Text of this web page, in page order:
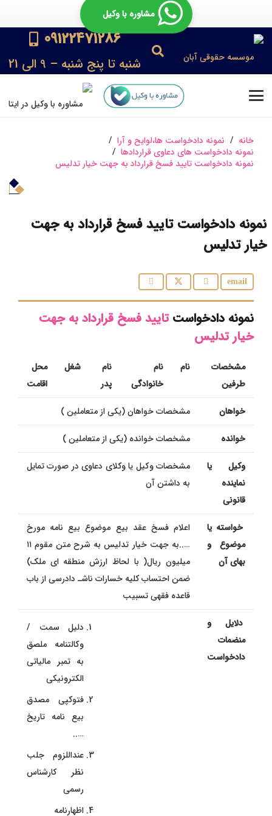
مشاوره با وکیل
09122471286
شنبه تا پنج شنبه – 9 الی 21
خانه / نمونه دادخواست ها،لوایح و آرا /
نمونه دادخواست های دعاوی قراردادها /
نمونه دادخواست تایید فسخ قرارداد به جهت خیار تدلیس
نمونه دادخواست تایید فسخ قرارداد به جهت
خیار تدلیس
نمونه دادخواستتایید فسخ قرارداد به جهت
خیار تدلیس
مشخصات
طرفین
نام
نام
خانوادگی
نام
پدر
شغل
محل
اقامت
خواهان مشخصات خواهان (یکی از متعاملین )
خوانده مشخصات خوانده (یکی از متعاملین )
وکیل یا
نماینده
قانونی
مشخصات وكیل یا وکلای دعاوی در صورت تمایل
به داشتن آن
خواسته یا
موضوع و
بهای آن
اعلام فسخ عقد بيع موضوع بیع نامه مورخ
…..به جهت خیار تدلیس به شرح متن مقوم ۱۱
میلیون ریال( با لحاظ ارزش منطقه ای ملک)
ضمن احتساب کلیه خسارات ناشـ دادرسی از باب
قاعده فقهی تسبیب
دلایل و
منضمات
دادخواست
دلیل سمت /
وكالتنامه ملصق
به تمبر مالیاتی
الکترونیکی
فتوکپی مصدق
بیع نامه تاریخ
…..
عنداللزوم جلب
نظر کارشناس
رسمی
اظهارنامه